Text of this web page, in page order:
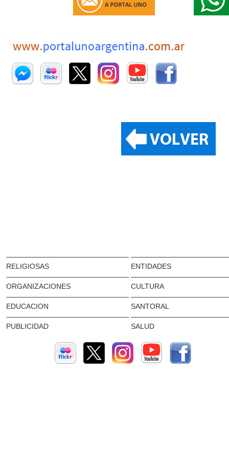
RELIGIOSAS ENTIDADES
ORGANIZACIONES CULTURA
EDUCACION SANTORAL
PUBLICIDAD SALUD